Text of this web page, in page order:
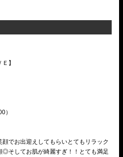
】
）
顔でお出迎えしてもらいとてもリラック
そしてお肌が綺麗すぎ！！とても満足